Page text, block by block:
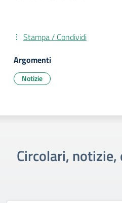
Stampa / Condividi
Argomenti
Notizie
Circolari,